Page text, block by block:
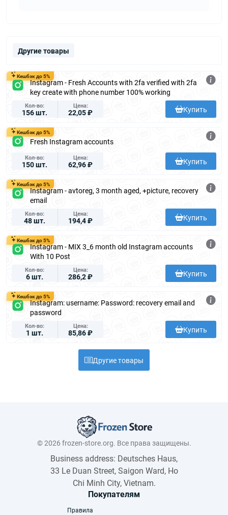
Другие товары
Кешбэк до 5%
Instagram - Fresh Accounts with 2fa verified with 2fa
key create with phone number 100% working
Кол-во
156 шт.
Цена
22,05 ₽ Купить
Кешбэк до 5%
Fresh Instagram accounts
Кол-во
150 шт.
Цена
62,96 ₽ Купить
Кешбэк до 5%
Instagram - avtoreg, 3 month aged, +picture, recovery
email
Кол-во
48 шт.
Цена
194,4 ₽ Купить
Кешбэк до 5%
Instagram - MIX 3_6 month old Instagram accounts
With 10 Post
Кол-во
6 шт.
Цена
286,2 ₽ Купить
Кешбэк до 5%
Instagram: username: Password: recovery email and
password
Кол-во
1 шт.
Цена
85,86 ₽ Купить
Другие товары
© 2026 frozen-store.org. Все права защищены.
Business address: Deutsches Haus,
33 Le Duan Street, Saigon Ward, Ho
Chi Minh City, Vietnam.
Покупателям
Правила